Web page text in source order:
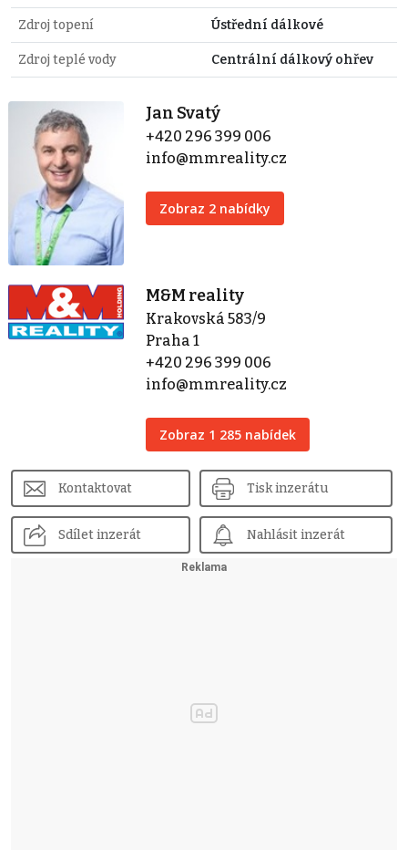
Zdroj topení Ústřední dálkové
Zdroj teplé vody Centrální dálkový ohřev
Jan Svatý
+420 296 399 006
info@mmreality.cz
Zobraz 2 nabídky
M&M reality
Krakovská 583/9
Praha 1
+420 296 399 006
info@mmreality.cz
Zobraz 1 285 nabídek
Kontaktovat Tisk inzerátu
Sdílet inzerát Nahlásit inzerát